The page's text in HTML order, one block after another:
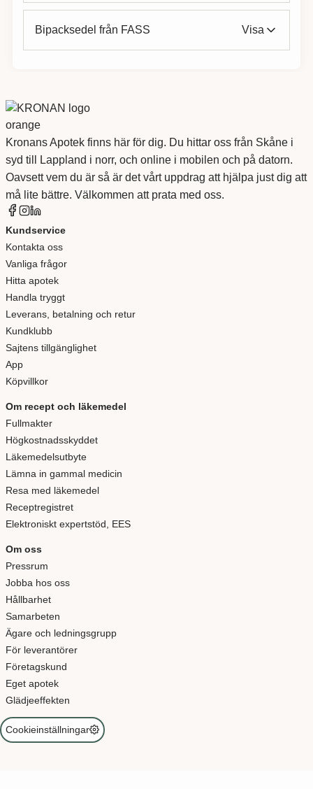
Bipacksedel från FASS Visa
Kronans Apotek finns här för dig. Du hittar oss från Skåne i
syd till Lappland i norr, och online i mobilen och på datorn.
Oavsett vem du är så är det vårt uppdrag att hjälpa just dig att
må lite bättre. Välkommen att prata med oss.
Kundservice
Kontakta oss
Vanliga frågor
Hitta apotek
Handla tryggt
Leverans, betalning och retur
Kundklubb
Sajtens tillgänglighet
App
Köpvillkor
Om recept och läkemedel
Fullmakter
Högkostnadsskyddet
Läkemedelsutbyte
Lämna in gammal medicin
Resa med läkemedel
Receptregistret
Elektroniskt expertstöd, EES
Om oss
Pressrum
Jobba hos oss
Hållbarhet
Samarbeten
Ägare och ledningsgrupp
För leverantörer
Företagskund
Eget apotek
Glädjeeffekten
Cookieinställningar